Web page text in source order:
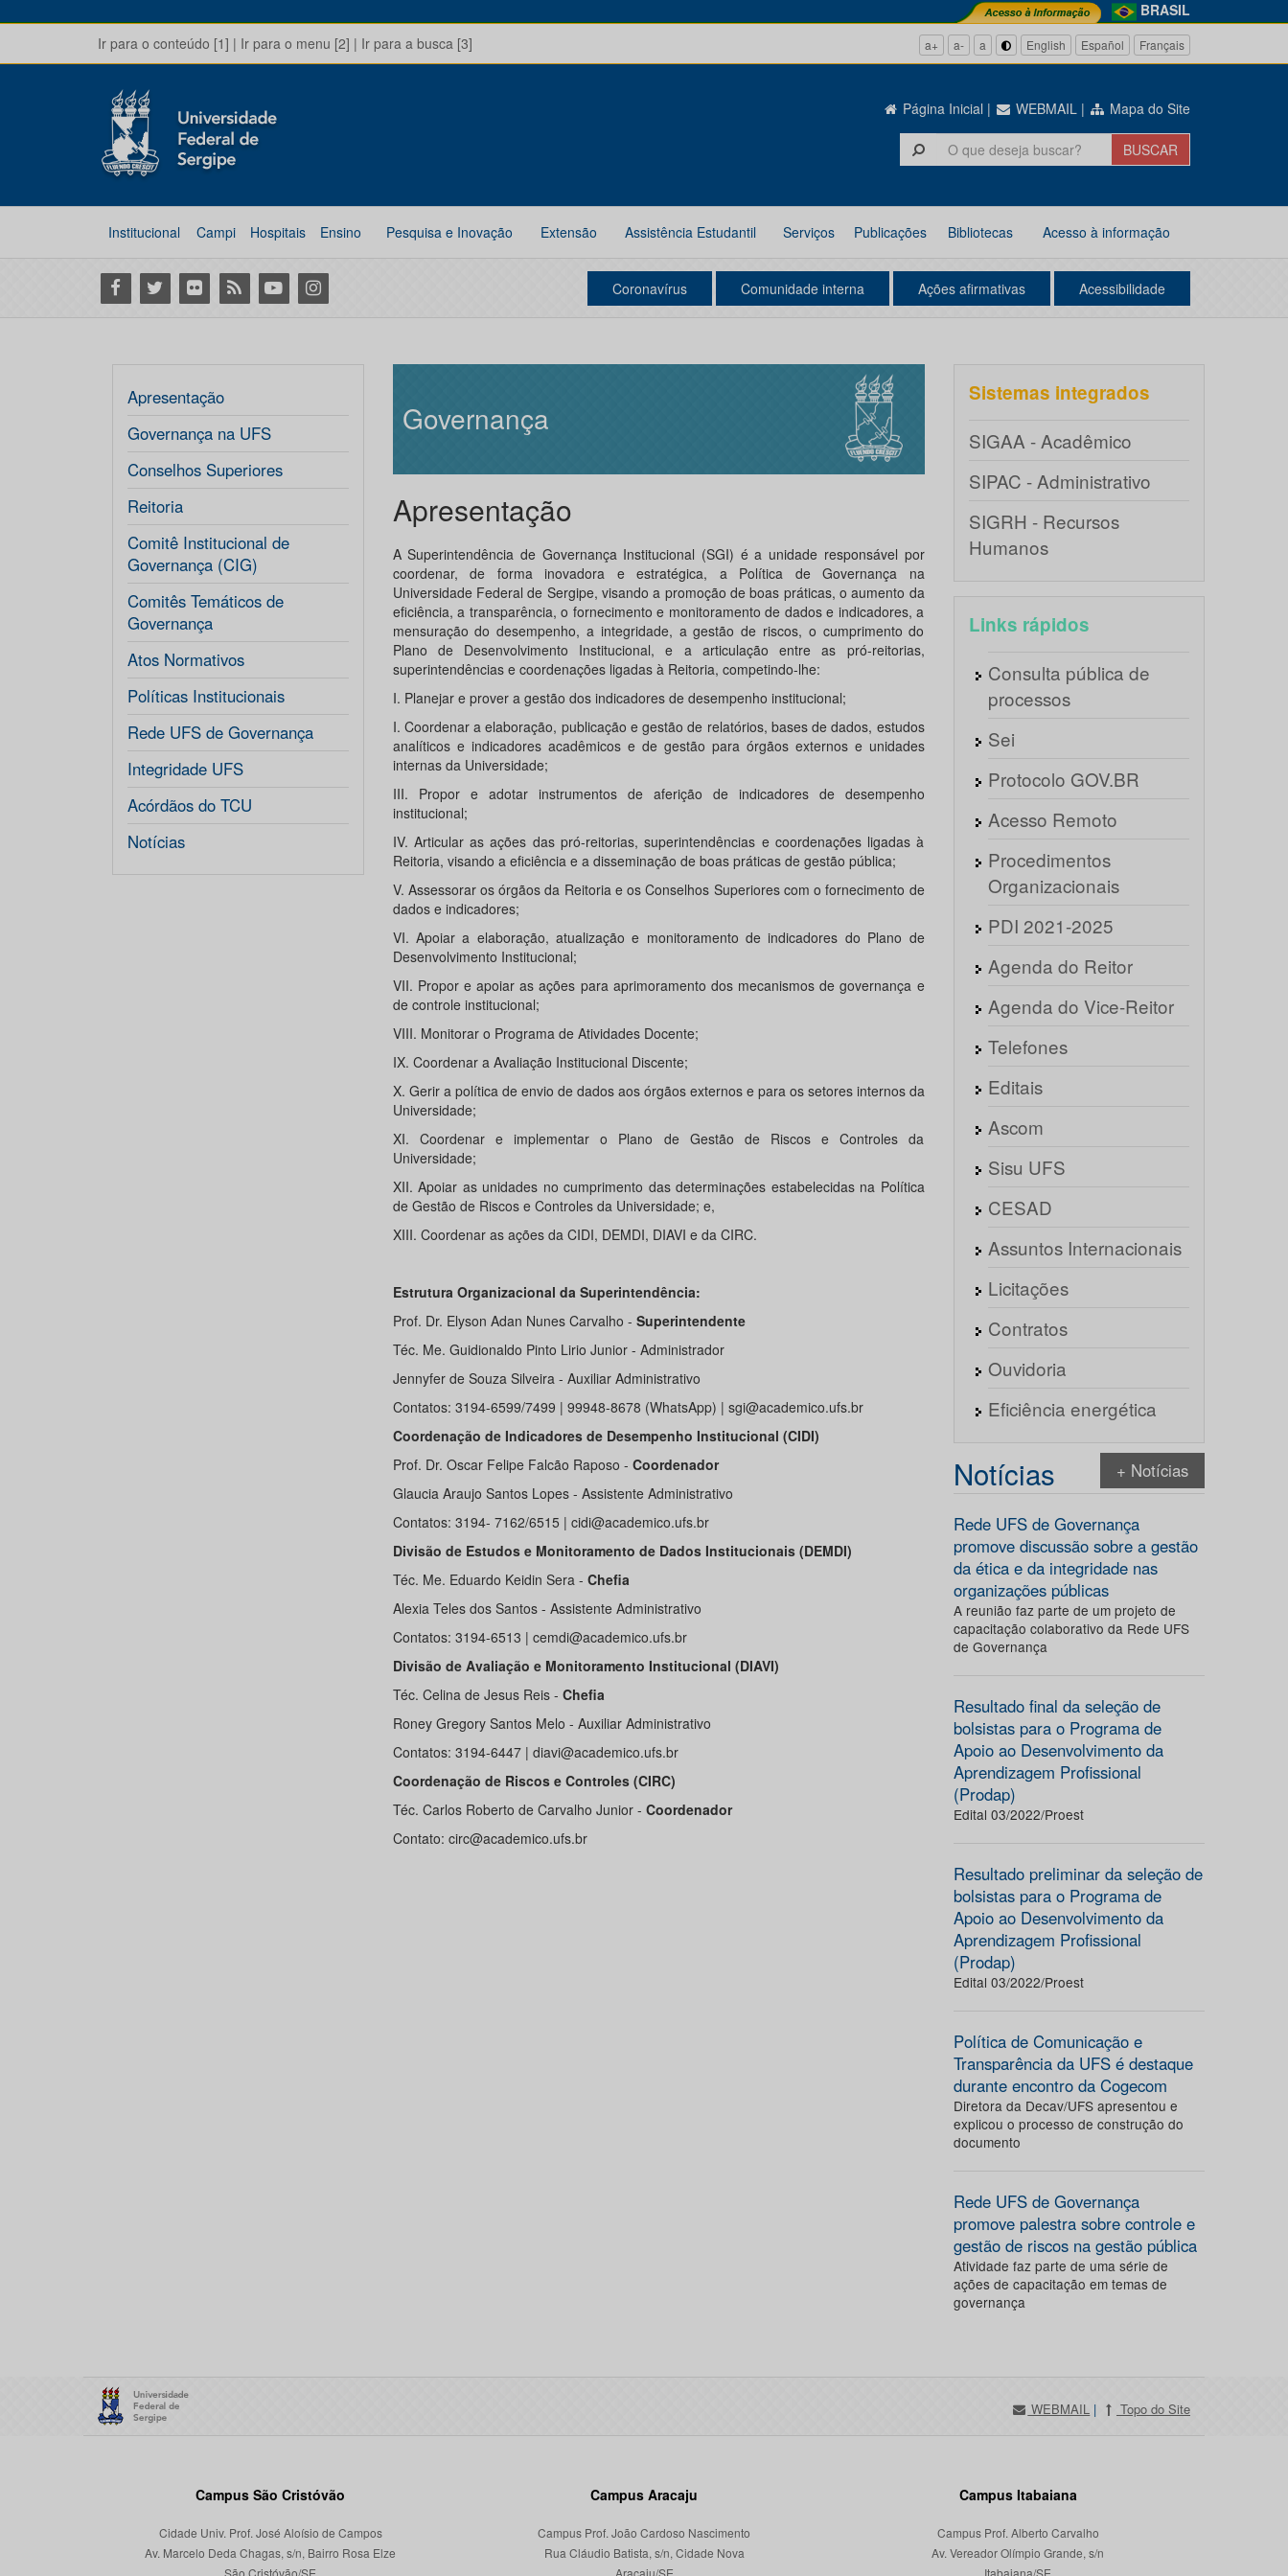
BRASIL
Ir para o conteúdo [1] | Ir para o menu [2] | Ir para a busca [3] a+ a- a English Español Français
Página Inicial | WEBMAIL | Mapa do Site
Institucional Campi Hospitais Ensino Pesquisa e Inovação Extensão Assistência Estudantil Serviços Publicações Bibliotecas Acesso à informação
Facebook
Twitter Flickr RSS YoutubeInstagram Coronavírus Comunidade interna Ações afirmativas Acessibilidade
Apresentação
Governança na UFS
Conselhos Superiores
Reitoria
Comitê Institucional de
Governança (CIG)
Comitês Temáticos de
Governança
Atos Normativos
Políticas Institucionais
Rede UFS de Governança
Integridade UFS
Acórdãos do TCU
Notícias
Governança
Apresentação
A Superintendência de Governança Institucional (SGI) é a unidade responsável por
coordenar, de forma inovadora e estratégica, a Política de Governança na
Universidade Federal de Sergipe, visando a promoção de boas práticas, o aumento da
eficiência, a transparência, o fornecimento e monitoramento de dados e indicadores, a
mensuração do desempenho, a integridade, a gestão de riscos, o cumprimento do
Plano de Desenvolvimento Institucional, e a articulação entre as pró-reitorias,
superintendências e coordenações ligadas à Reitoria, competindo-lhe:
I. Planejar e prover a gestão dos indicadores de desempenho institucional;
I. Coordenar a elaboração, publicação e gestão de relatórios, bases de dados, estudos
analíticos e indicadores acadêmicos e de gestão para órgãos externos e unidades
internas da Universidade;
III. Propor e adotar instrumentos de aferição de indicadores de desempenho
institucional;
IV. Articular as ações das pró-reitorias, superintendências e coordenações ligadas à
Reitoria, visando a eficiência e a disseminação de boas práticas de gestão pública;
V. Assessorar os órgãos da Reitoria e os Conselhos Superiores com o fornecimento de
dados e indicadores;
VI. Apoiar a elaboração, atualização e monitoramento de indicadores do Plano de
Desenvolvimento Institucional;
VII. Propor e apoiar as ações para aprimoramento dos mecanismos de governança e
de controle institucional;
VIII. Monitorar o Programa de Atividades Docente;
IX. Coordenar a Avaliação Institucional Discente;
X. Gerir a política de envio de dados aos órgãos externos e para os setores internos da
Universidade;
XI. Coordenar e implementar o Plano de Gestão de Riscos e Controles da
Universidade;
XII. Apoiar as unidades no cumprimento das determinações estabelecidas na Política
de Gestão de Riscos e Controles da Universidade; e,
XIII. Coordenar as ações da CIDI, DEMDI, DIAVI e da CIRC.
Estrutura Organizacional da Superintendência:
Prof. Dr. Elyson Adan Nunes Carvalho - Superintendente
Téc. Me. Guidionaldo Pinto Lirio Junior - Administrador
Jennyfer de Souza Silveira - Auxiliar Administrativo
Contatos: 3194-6599/7499 | 99948-8678 (WhatsApp) | sgi@academico.ufs.br
Coordenação de Indicadores de Desempenho Institucional (CIDI)
Prof. Dr. Oscar Felipe Falcão Raposo - Coordenador
Glaucia Araujo Santos Lopes - Assistente Administrativo
Contatos: 3194- 7162/6515 | cidi@academico.ufs.br
Divisão de Estudos e Monitoramento de Dados Institucionais (DEMDI)
Téc. Me. Eduardo Keidin Sera - Chefia
Alexia Teles dos Santos - Assistente Administrativo
Contatos: 3194-6513 | cemdi@academico.ufs.br
Divisão de Avaliação e Monitoramento Institucional (DIAVI)
Téc. Celina de Jesus Reis - Chefia
Roney Gregory Santos Melo - Auxiliar Administrativo
Contatos: 3194-6447 | diavi@academico.ufs.br
Coordenação de Riscos e Controles (CIRC)
Téc. Carlos Roberto de Carvalho Junior - Coordenador
Contato: circ@academico.ufs.br
Sistemas integrados
SIGAA - Acadêmico
SIPAC - Administrativo
SIGRH - Recursos
Humanos
Links rápidos
Consulta pública de
processos
Sei
Protocolo GOV.BR
Acesso Remoto
Procedimentos
Organizacionais
PDI 2021-2025
Agenda do Reitor
Agenda do Vice-Reitor
Telefones
Editais
Ascom
Sisu UFS
CESAD
Assuntos Internacionais
Licitações
Contratos
Ouvidoria
Eficiência energética
Notícias + Notícias
Rede UFS de Governança
promove discussão sobre a gestão
da ética e da integridade nas
organizações públicas
A reunião faz parte de um projeto de
capacitação colaborativo da Rede UFS
de Governança
Resultado final da seleção de
bolsistas para o Programa de
Apoio ao Desenvolvimento da
Aprendizagem Profissional
(Prodap)
Edital 03/2022/Proest
Resultado preliminar da seleção de
bolsistas para o Programa de
Apoio ao Desenvolvimento da
Aprendizagem Profissional
(Prodap)
Edital 03/2022/Proest
Política de Comunicação e
Transparência da UFS é destaque
durante encontro da Cogecom
Diretora da Decav/UFS apresentou e
explicou o processo de construção do
documento
Rede UFS de Governança
promove palestra sobre controle e
gestão de riscos na gestão pública
Atividade faz parte de uma série de
ações de capacitação em temas de
governança
WEBMAIL | Topo do Site
Campus São Cristóvão
Cidade Univ. Prof. José Aloísio de Campos
Av. Marcelo Deda Chagas, s/n, Bairro Rosa Elze
São Cristóvão/SE
Campus Aracaju
Campus Prof. João Cardoso Nascimento
Rua Cláudio Batista, s/n, Cidade Nova
Aracaju/SE
Campus Itabaiana
Campus Prof. Alberto Carvalho
Av. Vereador Olímpio Grande, s/n
Itabaiana/SE